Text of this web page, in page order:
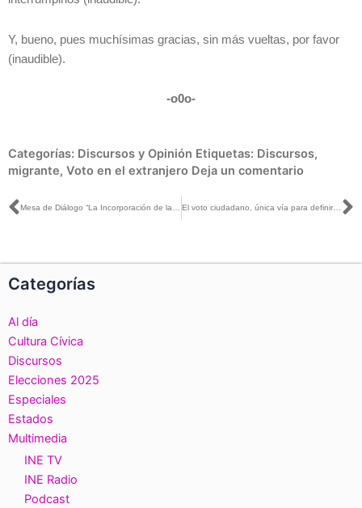
Y, bueno, pues muchísimas gracias, sin más vueltas, por favor
(inaudible).
-o0o-
Categorías: Discursos y Opinión Etiquetas: Discursos,
migrante, Voto en el extranjero Deja un comentario
Ant El voto ciudadano, única vía para definir quién gobierna al país: Lorenzo Córdova
Categorías
Al día
Cultura Cívica
Discursos
Elecciones 2025
Especiales
Estados
Multimedia
INE TV
INE Radio
Podcast